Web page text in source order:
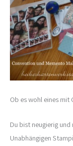
Ob es wohl eines mit
Du bist neugierig
Unabhängigen